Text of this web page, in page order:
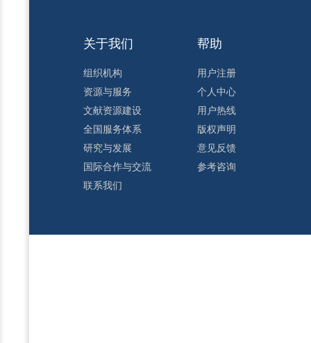
关于我们
组织机构
资源与服务
文献资源建设
全国服务体系
研究与发展
国际合作与交流
联系我们
帮助
用户注册
个人中心
用户热线
版权声明
意见反馈
参考咨询